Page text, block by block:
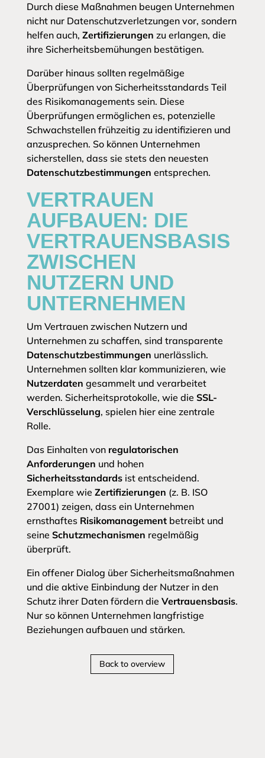
Durch diese Maßnahmen beugen Unternehmen
nicht nur Datenschutzverletzungen vor, sondern
helfen auch, Zertifizierungen zu erlangen, die
ihre Sicherheitsbemühungen bestätigen.
Darüber hinaus sollten regelmäßige
Überprüfungen von Sicherheitsstandards Teil
des Risikomanagements sein. Diese
Überprüfungen ermöglichen es, potenzielle
Schwachstellen frühzeitig zu identifizieren und
anzusprechen. So können Unternehmen
sicherstellen, dass sie stets den neuesten
Datenschutzbestimmungen entsprechen.
VERTRAUEN
AUFBAUEN: DIE
VERTRAUENSBASIS
ZWISCHEN
NUTZERN UND
UNTERNEHMEN
Um Vertrauen zwischen Nutzern und
Unternehmen zu schaffen, sind transparente
Datenschutzbestimmungen unerlässlich.
Unternehmen sollten klar kommunizieren, wie
Nutzerdaten gesammelt und verarbeitet
werden. Sicherheitsprotokolle, wie die SSL-
Verschlüsselung, spielen hier eine zentrale
Rolle.
Das Einhalten von regulatorischen
Anforderungen und hohen
Sicherheitsstandardsist entscheidend.
Exemplare wie Zertifizierungen (z. B. ISO
27001) zeigen, dass ein Unternehmen
ernsthaftes Risikomanagementbetreibt und
seine Schutzmechanismen regelmäßig
überprüft.
Ein offener Dialog über Sicherheitsmaßnahmen
und die aktive Einbindung der Nutzer in den
Schutz ihrer Daten fördern die Vertrauensbasis.
Nur so können Unternehmen langfristige
Beziehungen aufbauen und stärken.
Back to overview